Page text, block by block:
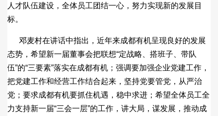
人才队伍建设，全体员工团结一心，努力实现新的发展目
标。
邓麦村在讲话中指出，近年来成都有机呈现良好的发展
态势，希望新一届董事会把联想“定战略、搭班子、带队
伍”的“三要素”落实在成都有机；强调要加强企业党建工作，
把党建工作和经营工作结合起来，坚持党要管党，从严治
党；要求成都有机要抓住机遇，稳中求进；希望全体员工全
力支持新一届“三会一层”的工作，讲大局，谋发展，推动成